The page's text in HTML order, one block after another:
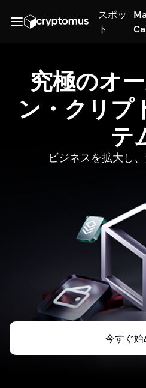
スポッ
ト
究極のオ
ン・クリプ
テ
ビジネスを拡大し
今すぐ始